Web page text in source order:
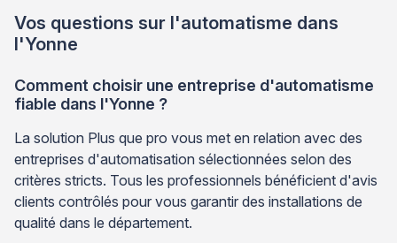
Vos questions sur l'automatisme dans
l'Yonne
Comment choisir une entreprise d'automatisme
fiable dans l'Yonne ?
La solution Plus que pro vous met en relation avec des
entreprises d'automatisation sélectionnées selon des
critères stricts. Tous les professionnels bénéficient d'avis
clients contrôlés pour vous garantir des installations de
qualité dans le département.